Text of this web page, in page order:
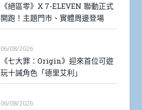
《絕區零》X 7-ELEVEN 聯動正式
開跑！主題門市、實體周邊登場
06/08/2026
《七大罪：Origin》迎來首位可遊
玩十誡角色「德里艾利」
06/08/2026